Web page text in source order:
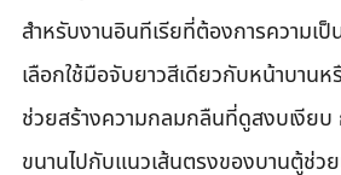
สำหรับงานอินทีเรียที่ต้องการความเ
เลือกใช้มือจับยาวสีเดียวกับหน้าบานห
ช่วยสร้างความกลมกลืนที่ดูสงบเงีย
ขนานไปกับแนวเส้นตรงของบานตู้ช่ว